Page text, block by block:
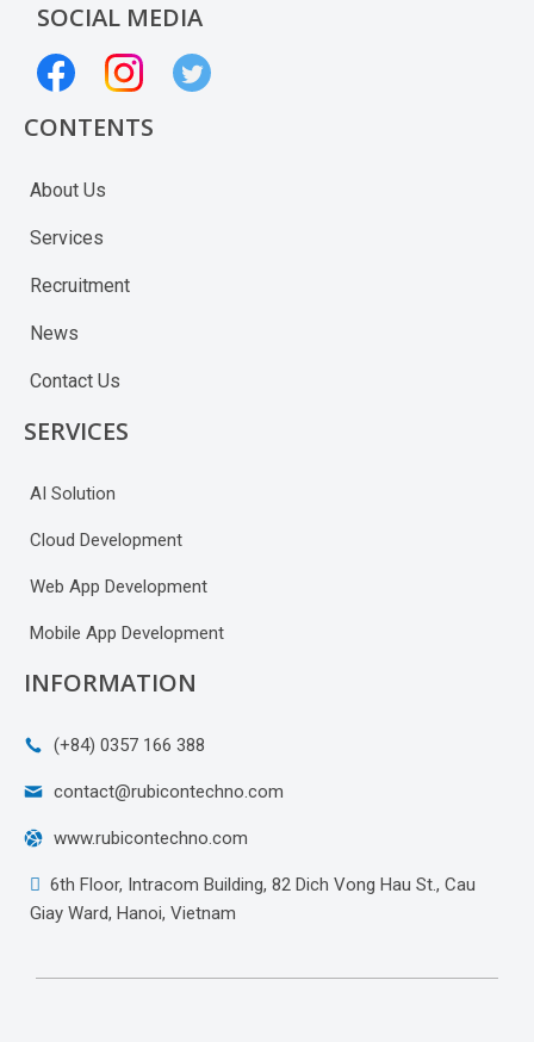
SOCIAL MEDIA
CONTENTS
About Us
Services
Recruitment
News
Contact Us
SERVICES
AI Solution
Cloud Development
Web App Development
Mobile App Development
INFORMATION
(+84) 0357 166 388
contact@rubicontechno.com
www.rubicontechno.com
6th Floor, Intracom Building, 82 Dich Vong Hau St., Cau
Giay Ward, Hanoi, Vietnam